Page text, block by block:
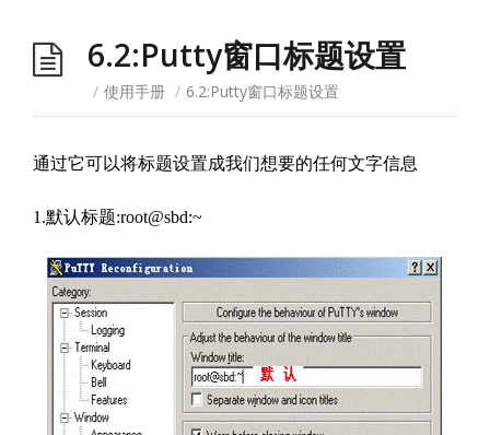
6.2:Putty窗口标题设置
/ 使用手册 / 6.2:Putty窗口标题设置
通过它可以将标题设置成我们想要的任何文字信息
1.默认标题:root@sbd:~